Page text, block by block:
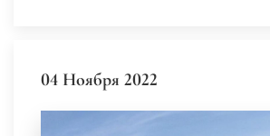
04 Ноября 2022